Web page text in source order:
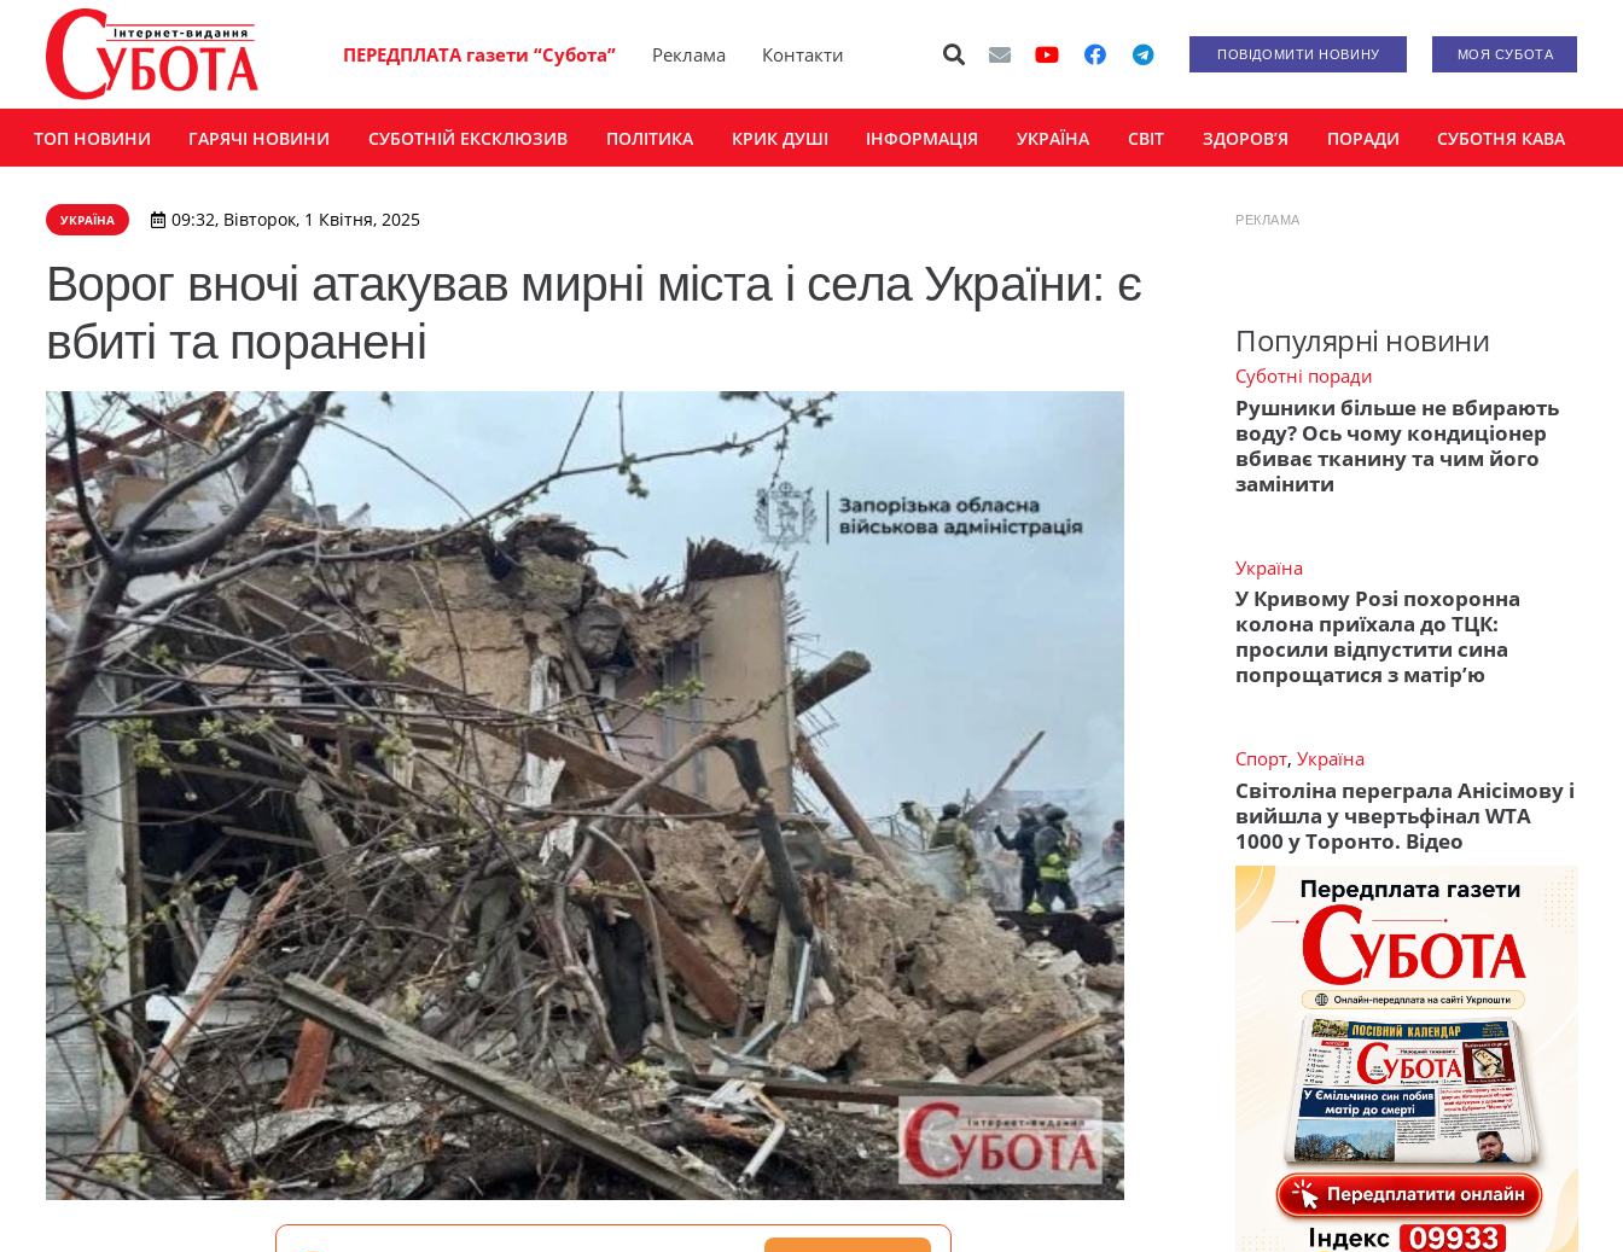
ПЕРЕДПЛАТА газети “Субота” Реклама Контакти ПОВІДОМИТИ НОВИНУ МОЯ СУБОТА
ТОП НОВИНИ ГАРЯЧІ НОВИНИ СУБОТНІЙ ЕКСКЛЮЗИВ ПОЛІТИКА КРИК ДУШІ ІНФОРМАЦІЯ УКРАЇНА СВІТ ЗДОРОВ’Я ПОРАДИ СУБОТНЯ КАВА
УКРАЇНА 09:32, Вівторок, 1 Квітня, 2025
Ворог вночі атакував мирні міста і села України: є
вбиті та поранені
РЕКЛАМА
Популярні новини
Суботні поради
Рушники більше не вбирають
воду? Ось чому кондиціонер
вбиває тканину та чим його
замінити
Україна
У Кривому Розі похоронна
колона приїхала до ТЦК:
просили відпустити сина
попрощатися з матір’ю
Спорт, Україна
Світоліна переграла Анісімову і
вийшла у чвертьфінал WTA
1000 у Торонто. Відео